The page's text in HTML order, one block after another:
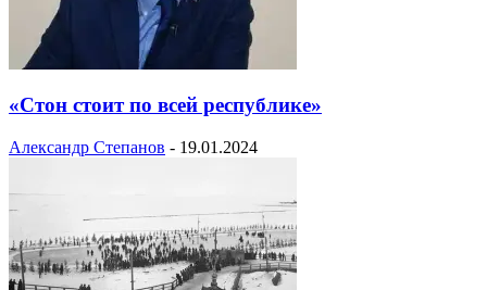
«Стон стоит по всей республике»
Александр Степанов - 19.01.2024